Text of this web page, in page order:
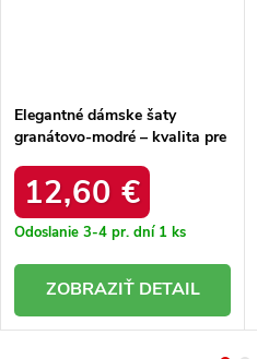
Elegantné dámske šaty
granátovo-modré – kvalita pre
G-073-I.12
12,60 €
Odoslanie 3-4 pr. dní 1 ks
DETAIL